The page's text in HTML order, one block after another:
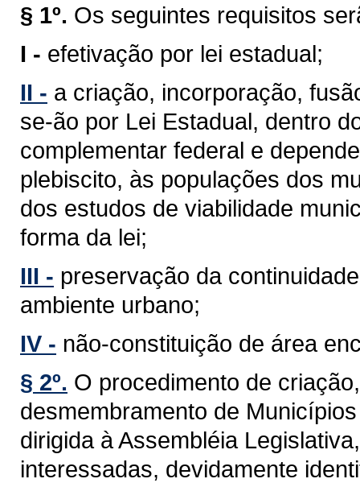
§ 1º. Os seguintes requisitos
I - efetivação por lei estadual;
II - a criação, incorporação,
se-ão por Lei Estadual, dentro
complementar federal e
plebiscito, às populações dos
dos estudos de viabilidade
forma da lei;
III - preservação da
ambiente urbano;
IV - não-constituição de área
§ 2º. O procedimento de
desmembramento de
dirigida à Assembléia
interessadas, devidamente